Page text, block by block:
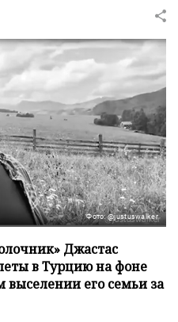
Фото: @justuswalker
Джастас
в Турцию на фоне
выселении его семьи за